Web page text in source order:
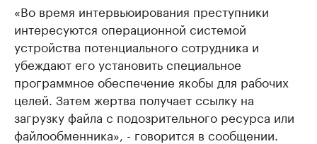
«Во время интервьюирования преступники
интересуются операционной системой
устройства потенциального сотрудника и
убеждают его установить специальное
программное обеспечение якобы для рабочих
целей. Затем жертва получает ссылку на
загрузку файла с подозрительного ресурса или
файлообменника», - говорится в сообщении.